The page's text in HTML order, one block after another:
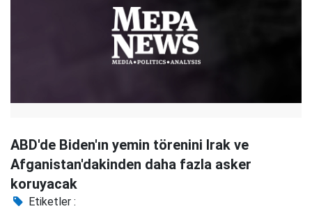
ABD'de Biden'ın yemin törenini Irak ve
Afganistan'dakinden daha fazla asker
koruyacak
Etiketler :